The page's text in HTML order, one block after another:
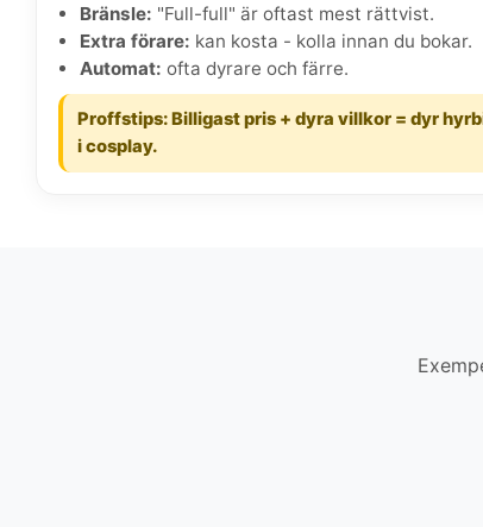
Bränsle: "Full-full" är oftast mest rättvist.
Extra förare: kan kosta - kolla innan du bokar.
Automat: ofta dyrare och färre.
Proffstips: Billigast pris + dyra villkor = dyr
i cosplay.